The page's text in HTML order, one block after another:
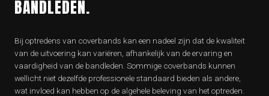
BANDLEDEN.
Bij optredens van coverbands kan een nadeel zijn dat de kwaliteit
van de uitvoering kan variëren, afhankelijk van de ervaring en
vaardigheid van de bandleden. Sommige coverbands kunnen
wellicht niet dezelfde professionele standaard bieden als andere,
wat invloed kan hebben op de algehele beleving van het optreden.